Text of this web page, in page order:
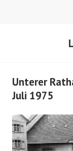
Unterer
Juli 1975